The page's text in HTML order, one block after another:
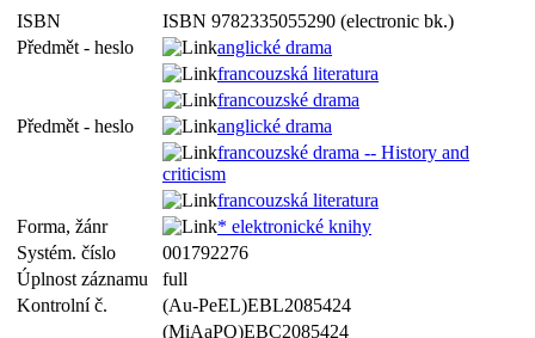
ISBN
ISBN 9782335055290 (electronic bk.)
Předmět - heslo
anglické drama
francouzská literatura
francouzské drama
Předmět - heslo
anglické drama
francouzské drama -- History and
criticism
francouzská literatura
Forma, žánr
* elektronické knihy
Systém. číslo
001792276
Úplnost záznamu
full
Kontrolní č.
(Au-PeEL)EBL2085424
(MiAaPQ)EBC2085424